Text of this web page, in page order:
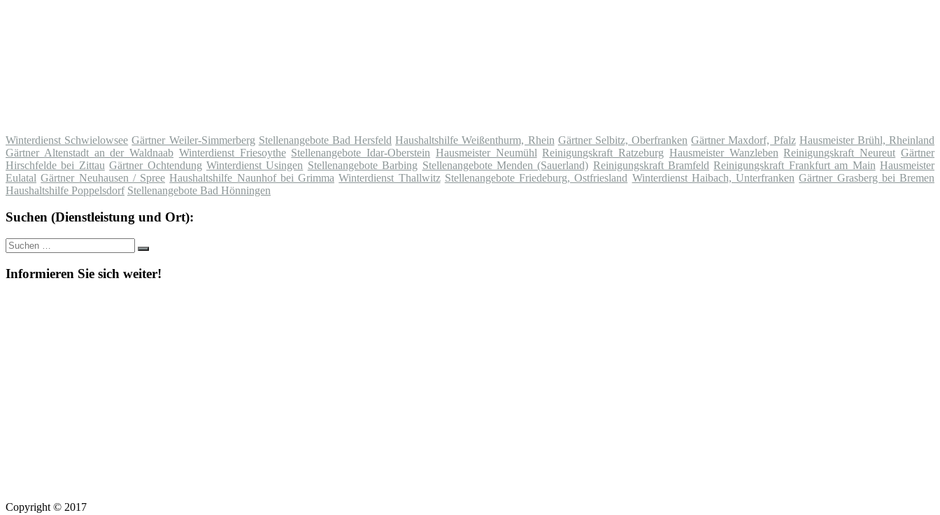
Winterdienst Schwielowsee Gärtner Weiler-Simmerberg Stellenangebote Bad Hersfeld Haushaltshilfe Weißenthurm, Rhein Gärtner Selbitz, Oberfranken Gärtner Maxdorf, Pfalz Hausmeister Brühl, Rheinland
Gärtner Altenstadt an der Waldnaab Winterdienst Friesoythe Stellenangebote Idar-Oberstein Hausmeister Neumühl Reinigungskraft Ratzeburg Hausmeister Wanzleben Reinigungskraft Neureut Gärtner
Hirschfelde bei Zittau Gärtner Ochtendung Winterdienst Usingen Stellenangebote Barbing Stellenangebote Menden (Sauerland) Reinigungskraft Bramfeld Reinigungskraft Frankfurt am Main Hausmeister
Eulatal Gärtner Neuhausen / Spree Haushaltshilfe Naunhof bei Grimma Winterdienst Thallwitz Stellenangebote Friedeburg, Ostfriesland Winterdienst Haibach, Unterfranken Gärtner Grasberg bei Bremen
Haushaltshilfe Poppelsdorf Stellenangebote Bad Hönningen
Suchen (Dienstleistung und Ort):
Suche
nach:
Suchen
Informieren Sie sich weiter!
Copyright © 2017